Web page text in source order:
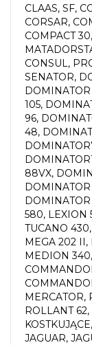
CLAAS, SF,
CORSAR,
COMPACT
CONSUL,
SENATOR,
105,
96,
48,
88VX,
580, LEXION
TUCANO
MEGA 202 II,
MEDION
MERCATOR,
ROLLANT
JAGUAR,